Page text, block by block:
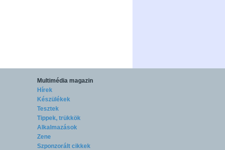
Multimédia magazin
Hírek
Készülékek
Tesztek
Tippek, trükkök
Alkalmazások
Zene
Szponzorált cikkek